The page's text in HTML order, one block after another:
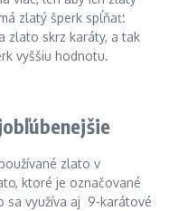
zlatý šperk spĺňať.
zlato skrz karáty, a tak
vyššiu hodnotu.
zlato v
ktoré je označované
sa využíva aj 9-karátové